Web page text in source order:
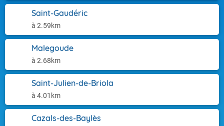
Saint-Gaudéric
à 2.59km
Malegoude
à 2.68km
Saint-Julien-de-Briola
à 4.01km
Cazals-des-Baylès